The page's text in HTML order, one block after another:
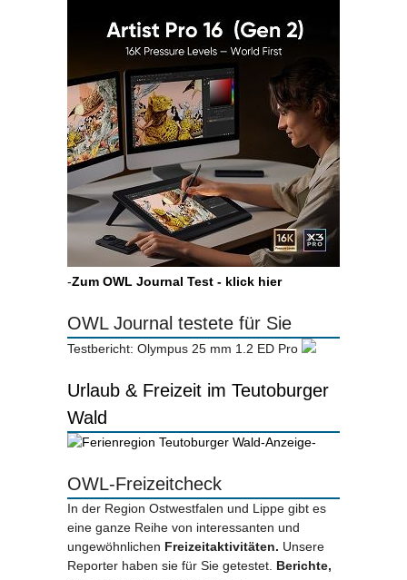
-Zum OWL Journal Test - klick hier
OWL Journal testete für Sie
Testbericht: Olympus 25 mm 1.2 ED Pro
Urlaub & Freizeit im Teutoburger
Wald
-Anzeige-
OWL-Freizeitcheck
In der Region Ostwestfalen und Lippe gibt es
eine ganze Reihe von interessanten und
ungewöhnlichen Freizeitaktivitäten. Unsere
Reporter haben sie für Sie getestet. Berichte,